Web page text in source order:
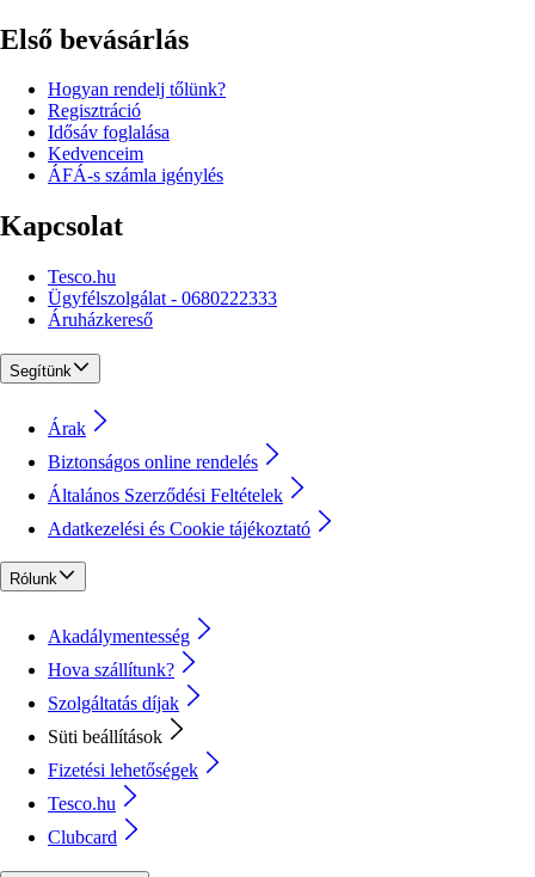
Első bevásárlás
Hogyan rendelj tőlünk?
Regisztráció
Idősáv foglalása
Kedvenceim
ÁFÁ-s számla igénylés
Kapcsolat
Tesco.hu
Ügyfélszolgálat - 0680222333
Áruházkereső
Segítünk
Árak
Biztonságos online rendelés
Általános Szerződési Feltételek
Adatkezelési és Cookie tájékoztató
Rólunk
Akadálymentesség
Hova szállítunk?
Szolgáltatás díjak
Süti beállítások
Fizetési lehetőségek
Tesco.hu
Clubcard